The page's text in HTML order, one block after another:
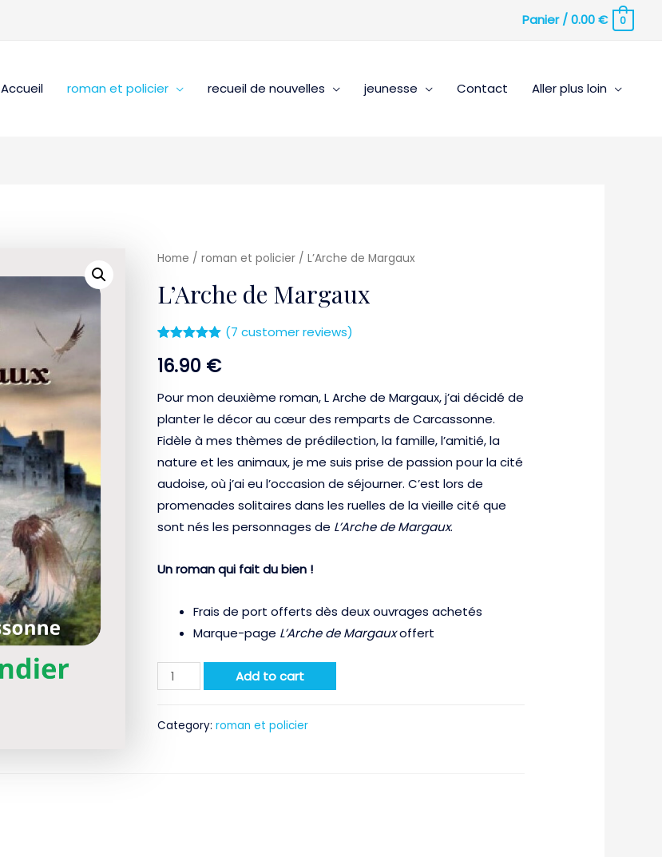
Panier/0.00€ 0
Accueil roman et policier recueil de nouvelles jeunesse Contact Aller plus loin
Home / roman et policier / L’Arche de Margaux
L’Arche de Margaux
out of 5
based on
ratings
(7 customer reviews)
16.90 €
Pour mon deuxième roman, L Arche de Margaux, j’ai décidé de
planter le décor au cœur des remparts de Carcassonne.
Fidèle à mes thèmes de prédilection, la famille, l’amitié, la
nature et les animaux, je me suis prise de passion pour la cité
audoise, où j’ai eu l’occasion de séjourner. C’est lors de
promenades solitaires dans les ruelles de la vieille cité que
sont nés les personnages de L’Arche de Margaux.
Un roman qui fait du bien !
Frais de port offerts dès deux ouvrages achetés
Marque-page L’Arche de Margauxoffert
L'Arche
de
quantity
Add to cart
Category: roman et policier